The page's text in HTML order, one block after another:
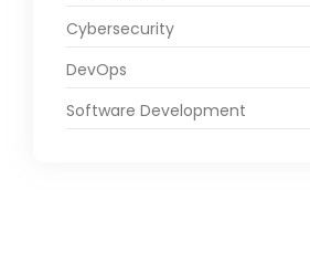
Cybersecurity
DevOps
Software Development